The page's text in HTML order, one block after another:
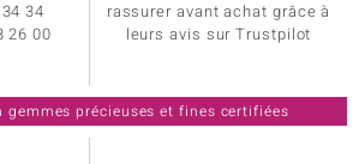
34
26 00
rassurer avant achat grâce à
leurs avis sur Trustpilot
gemmes précieuses et fines certifiées